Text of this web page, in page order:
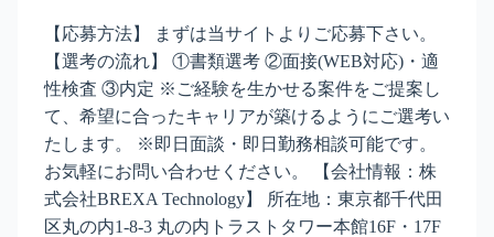
【応募方法】 まずは当サイトよりご応募下さい。
【選考の流れ】 ①書類選考 ②面接(WEB対応)・適
性検査 ③内定 ※ご経験を生かせる案件をご提案し
て、希望に合ったキャリアが築けるようにご選考い
たします。 ※即日面談・即日勤務相談可能です。
お気軽にお問い合わせください。 【会社情報：株
式会社BREXA Technology】 所在地：東京都千代田
区丸の内1-8-3 丸の内トラストタワー本館16F・17F